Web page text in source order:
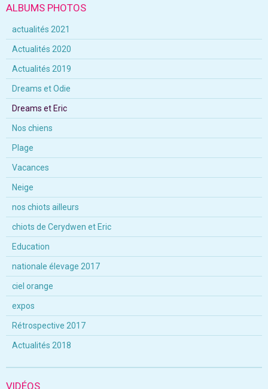
ALBUMS PHOTOS
actualités 2021
Actualités 2020
Actualités 2019
Dreams et Odie
Dreams et Eric
Nos chiens
Plage
Vacances
Neige
nos chiots ailleurs
chiots de Cerydwen et Eric
Education
nationale élevage 2017
ciel orange
expos
Rétrospective 2017
Actualités 2018
VIDÉOS